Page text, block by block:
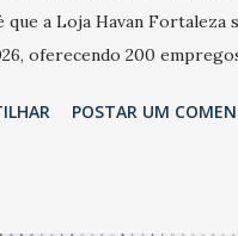
que a Loja Havan Fortaleza
oferecendo 200
ainda não foi
POSTAR UM